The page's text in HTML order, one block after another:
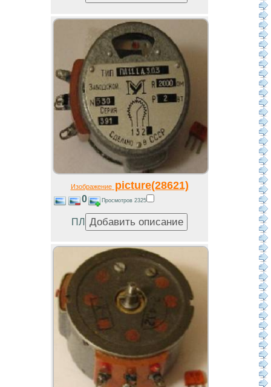
Изображениеpicture(28621)
0 Просмотров 2325
ПЛ